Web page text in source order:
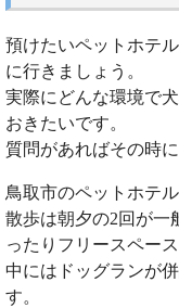
預けたいペットホテ
に行きましょう。
実際にどんな環境で
おきたいです。
質問があればその時
鳥取市のペットホテ
散歩は朝夕の2回が一
ったりフリースペース
中にはドッグランが
す。